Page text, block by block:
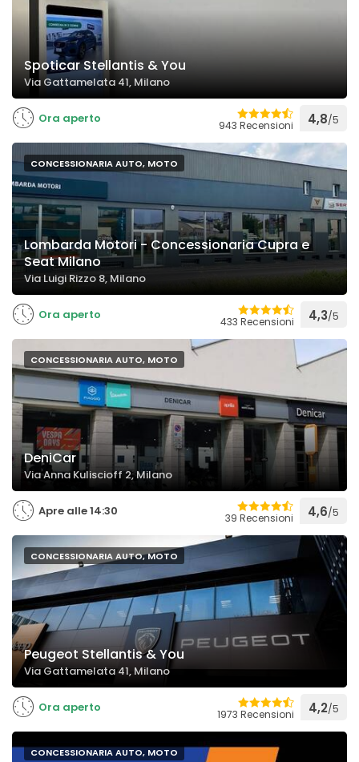
Spoticar Stellantis & You
Via Gattamelata 41, Milano
Ora aperto 943 Recensioni 4,8/5
CONCESSIONARIA AUTO, MOTO
Lombarda Motori - Concessionaria Cupra e
Seat Milano
Via Luigi Rizzo 8, Milano
Ora aperto 433 Recensioni 4,3/5
CONCESSIONARIA AUTO, MOTO
DeniCar
Via Anna Kuliscioff 2, Milano
Apre alle 14:30 39 Recensioni 4,6/5
CONCESSIONARIA AUTO, MOTO
Peugeot Stellantis & You
Via Gattamelata 41, Milano
Ora aperto 1973 Recensioni 4,2/5
CONCESSIONARIA AUTO, MOTO